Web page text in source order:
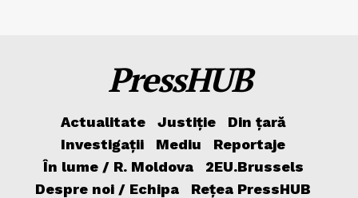
PressHUB
Actualitate Justiție
Din țară
Investigații
Mediu
Reportaje
În lume / R. Moldova
2EU.Brussels
Despre noi / Echipa
Rețea PressHUB